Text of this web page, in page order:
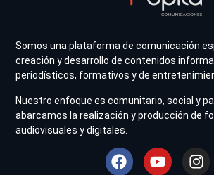
Somos una plataforma de comunicación
creación y desarrollo de contenidos
periodísticos, formativos y de
Nuestro enfoque es comunitario, social y
abarcamos la realización y producción de
audiovisuales y digitales.